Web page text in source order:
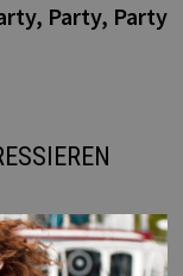
Party, Party